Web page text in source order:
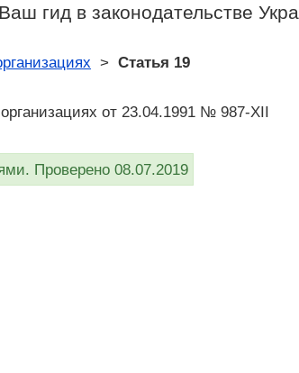
Ваш гид в законодательстве
> Статья 19
от 23.04.1991 № 987-XII
Проверено 08.07.2019